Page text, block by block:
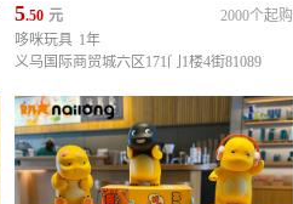
5.50 元
2000个起购
哆咪玩具 1年
义乌国际商贸城六区171门1楼4街81089